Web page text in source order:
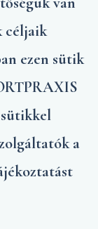
céljaik
ezen sütik
a